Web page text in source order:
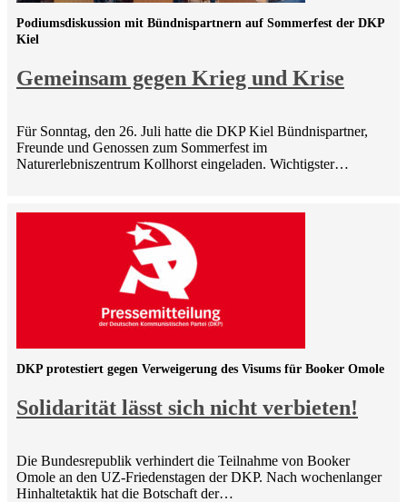
Gemeinsam gegen Krieg und Krise
Podiumsdiskussion mit Bündnispartnern auf Sommerfest der DKP
Kiel
Für Sonntag, den 26. Juli hatte die DKP Kiel Bündnispartner,
Freunde und Genossen zum Sommerfest im
Naturerlebniszentrum Kollhorst eingeladen. Wichtigster…
Solidarität lässt sich nicht verbieten!
DKP protestiert gegen Verweigerung des Visums für Booker Omole
Die Bundesrepublik verhindert die Teilnahme von Booker
Omole an den UZ-Friedenstagen der DKP. Nach wochenlanger
Hinhaltetaktik hat die Botschaft der…